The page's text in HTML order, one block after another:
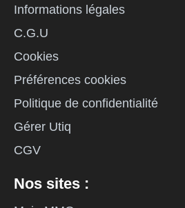
Informations légales
C.G.U
Cookies
Préférences cookies
Politique de confidentialité
Gérer Utiq
CGV
Nos sites :